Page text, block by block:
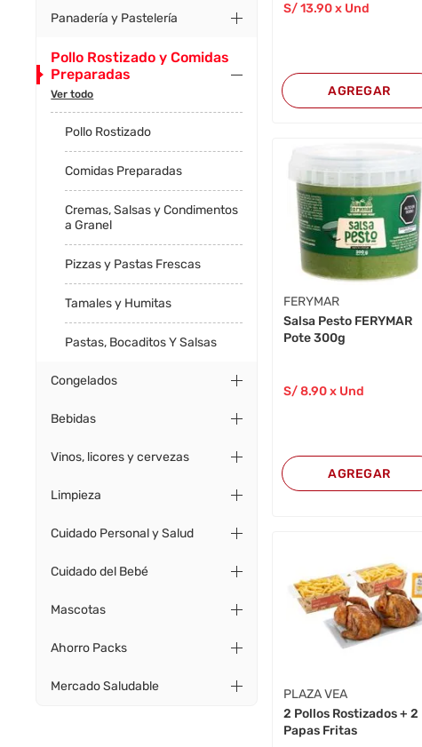
Panadería y Pastelería
Pollo Rostizado y Comidas
Preparadas
Ver todo
Pollo Rostizado
Comidas Preparadas
Cremas, Salsas y Condimentos
a Granel
Pizzas y Pastas Frescas
Tamales y Humitas
Pastas, Bocaditos Y Salsas
Congelados
Bebidas
Vinos, licores y cervezas
Limpieza
Cuidado Personal y Salud
Cuidado del Bebé
Mascotas
Ahorro Packs
Mercado Saludable
S/13.90x Und
AGREGAR
FERYMAR
Salsa Pesto FERYMAR
Pote 300g
S/8.90x Und
AGREGAR
PLAZA VEA
2 Pollos Rostizados + 2
Papas Fritas